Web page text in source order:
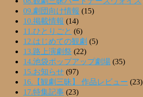
09.劇団向け情報 (15)
10.掲載情報 (14)
11.ひとりごと (6)
12.はじめての観劇 (5)
13.路上演劇祭 (22)
14.池袋ポップアップ劇場 (35)
15.お知らせ (97)
16.【観劇三昧】 作品レビュー (23)
17.特集記事 (23)